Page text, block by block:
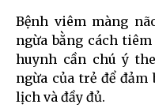
Bệnh viêm màng
ngừa bằng cách
huynh cần chú ý
ngừa của trẻ để
lịch và đầy đủ.